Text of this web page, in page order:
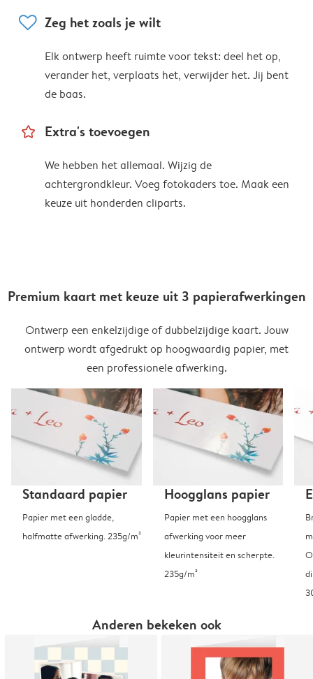
heart Zeg het zoals je wilt
Elk ontwerp heeft ruimte voor tekst: deel het op,
verander het, verplaats het, verwijder het. Jij bent
de baas.
star_outline Extra's toevoegen
We hebben het allemaal. Wijzig de
achtergrondkleur. Voeg fotokaders toe. Maak een
keuze uit honderden cliparts.
Premium kaart met keuze uit 3 papierafwerkingen
Ontwerp een enkelzijdige of dubbelzijdige kaart. Jouw
ontwerp wordt afgedrukt op hoogwaardig papier, met
een professionele afwerking.
Standaard papier
Papier met een gladde,
halfmatte afwerking. 235g/m²
Hoogglans papier
Papier met een hoogglans
afwerking voor meer
kleurintensiteit en scherpte.
235g/m²
Anderen bekeken ook